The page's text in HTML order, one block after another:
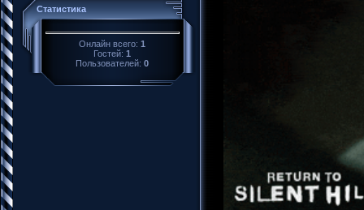
Статистика
Онлайн всего:1
Гостей:1
Пользователей:0